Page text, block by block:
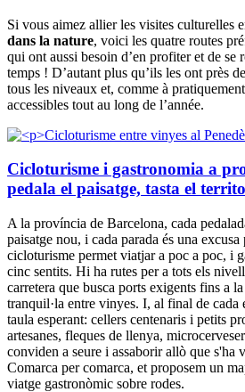
Si vous aimez allier les visites culturelles
dans la nature, voici les quatre routes
qui ont aussi besoin d’en profiter et de se
temps ! D’autant plus qu’ils les ont près
tous les niveaux et, comme à
accessibles tout au long de l’année.
Cicloturisme i gastronomia a
pedala el paisatge, tasta el
A la província de Barcelona, cada
paisatge nou, i cada parada és una
cicloturisme permet viatjar a poc a poc, i
cinc sentits. Hi ha rutes per a tots els
carretera que busca ports exigents fins a
tranquil·la entre vinyes. I, al final de cada
taula esperant: cellers centenaris i petits
artesanes, fleques de llenya,
conviden a seure i assaborir allò que s'ha
Comarca per comarca, et proposem un
viatge gastronòmic sobre rodes.